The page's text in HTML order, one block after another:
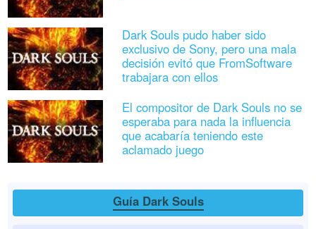
Dark Souls pudo haber sido
exclusivo de Sony, pero una mala
decisión evitó que FromSoftware
trabajara con ellos
El compositor de Dark Souls no se
esperaba para nada la influencia
que acabaría teniendo este
aclamado juego
Guía Dark Souls